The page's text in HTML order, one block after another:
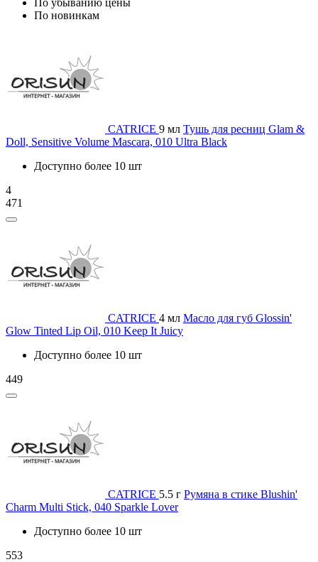
По новинкам
CATRICE 9 мл Тушь для ресниц Glam &
Doll, Sensitive Volume Mascara, 010 Ultra Black
Доступно более 10 шт
4
471
CATRICE 4 мл Масло для губ Glossin'
Glow Tinted Lip Oil, 010 Keep It Juicy
Доступно более 10 шт
449
CATRICE 5.5 г Румяна в стике Blushin'
Charm Multi Stick, 040 Sparkle Lover
Доступно более 10 шт
553